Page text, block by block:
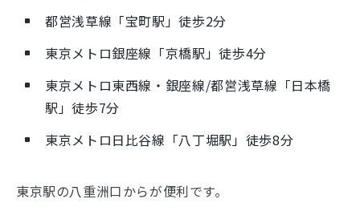
都営浅草線「宝町駅」徒歩2分
東京メトロ銀座線「京橋駅」徒歩4分
東京メトロ東西線・銀座線/都営浅草線「日本橋
駅」徒歩7分
東京メトロ日比谷線「八丁堀駅」徒歩8分
東京駅の八重洲口からが便利です。